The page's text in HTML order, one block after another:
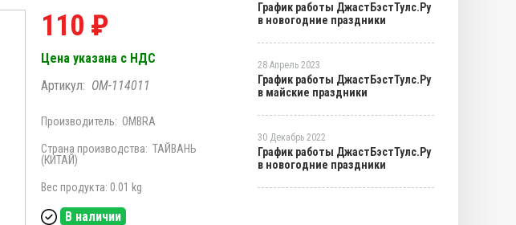
110 ₽
Цена указана с НДС
Артикул: OM-114011
Производитель: OMBRA
Страна производства: ТАЙВАНЬ
(КИТАЙ)
Вес продукта: 0.01 kg
В наличии
График работы ДжастБэстТулс.Ру
в новогодние праздники
28 Апрель 2023
График работы ДжастБэстТулс.Ру
в майские праздники
30 Декабрь 2022
График работы ДжастБэстТулс.Ру
в новогодние праздники